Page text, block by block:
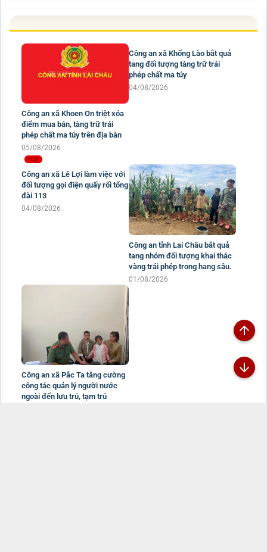
Công an xã Khoen On triệt xóa
điểm mua bán, tàng trữ trái
phép chất ma túy trên địa bàn
05/08/2026
Công an xã Khổng Lào bắt quả
Công an xã Lê Lợi làm việc với
đối tượng gọi điện quấy rối tổng
đài 113
04/08/2026
Công an tỉnh Lai Châu bắt quả
tang nhóm đối tượng khai thác
vàng trái phép trong hang sâu.
01/08/2026
Công an xã Pắc Ta tăng cường
công tác quản lý người nước
ngoài đến lưu trú, tạm trú